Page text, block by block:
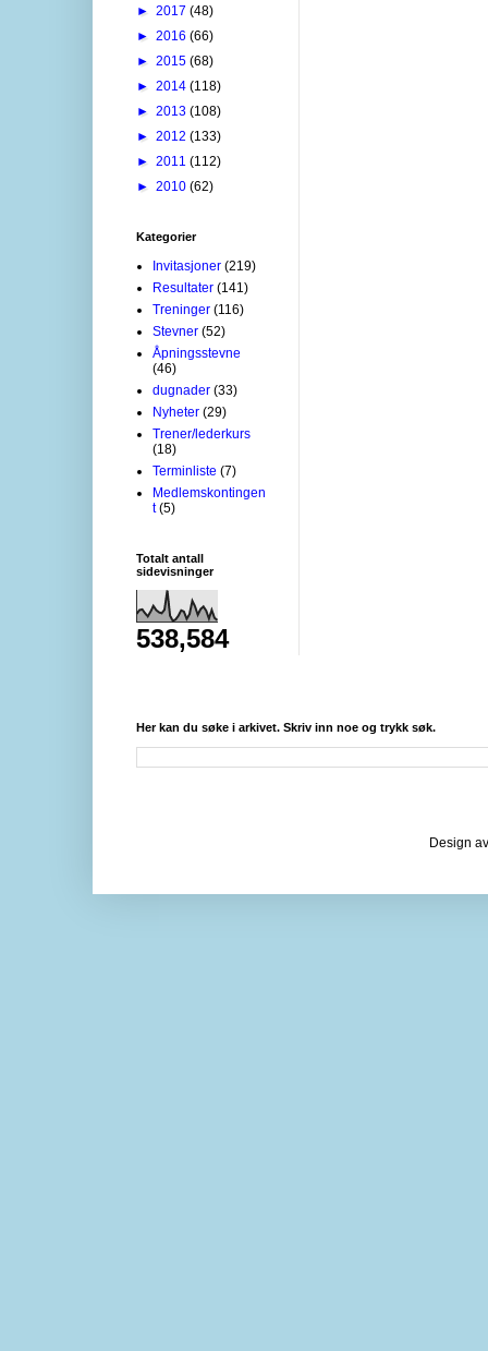
► 2017 (48)
► 2016 (66)
► 2015 (68)
► 2014 (118)
► 2013 (108)
► 2012 (133)
► 2011 (112)
► 2010 (62)
Kategorier
Invitasjoner (219)
Resultater (141)
Treninger (116)
Stevner (52)
Åpningsstevne
(46)
dugnader (33)
Nyheter (29)
Trener/lederkurs
(18)
Terminliste (7)
Medlemskontingen
t (5)
Totalt antall
sidevisninger
538,584
Her kan du søke i arkivet. Skriv inn noe og trykk søk.
Design